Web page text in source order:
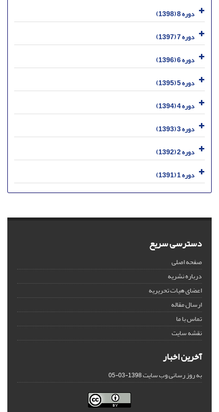
دوره 8 (1398)
دوره 7 (1397)
دوره 6 (1396)
دوره 5 (1395)
دوره 4 (1394)
دوره 3 (1393)
دوره 2 (1392)
دوره 1 (1391)
دسترسی سریع
صفحه اصلی
درباره نشریه
اعضای هیات تحریریه
ارسال مقاله
تماس با ما
نقشه سایت
آخرین اخبار
به روز رسانی وب سایت1398-03-05